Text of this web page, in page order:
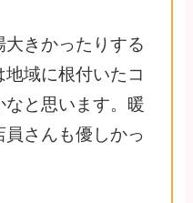
きかったりする
域に根付いたコ
なと思います。暖
さんも優しかっ